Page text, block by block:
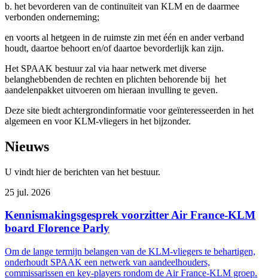
b. het bevorderen van de continuïteit van KLM en de daarmee
verbonden onderneming;
en voorts al hetgeen in de ruimste zin met één en ander verband
houdt, daartoe behoort en/of daartoe bevorderlijk kan zijn.
Het SPAAK bestuur zal via haar netwerk met diverse
belanghebbenden de rechten en plichten behorende bij het
aandelenpakket uitvoeren om hieraan invulling te geven.
Deze site biedt achtergrondinformatie voor geïnteresseerden in het
algemeen en voor KLM-vliegers in het bijzonder.
Nieuws
U vindt hier de berichten van het bestuur.
25 jul. 2026
Kennismakingsgesprek voorzitter Air France-KLM
board Florence Parly
Om de lange termijn belangen van de KLM-vliegers te behartigen,
onderhoudt SPAAK een netwerk van aandeelhouders,
commissarissen en key-players rondom de Air France-KLM groep.